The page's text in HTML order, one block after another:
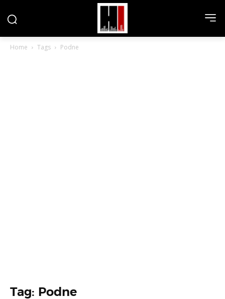
Home Tags Podne
Tag: Podne